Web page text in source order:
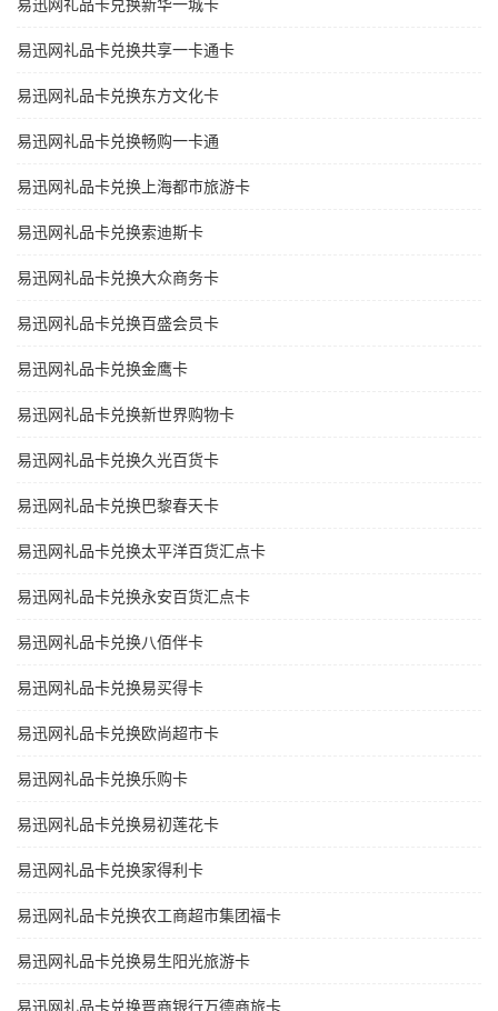
易迅网礼品卡兑换新华一城卡
易迅网礼品卡兑换共享一卡通卡
易迅网礼品卡兑换东方文化卡
易迅网礼品卡兑换畅购一卡通
易迅网礼品卡兑换上海都市旅游卡
易迅网礼品卡兑换索迪斯卡
易迅网礼品卡兑换大众商务卡
易迅网礼品卡兑换百盛会员卡
易迅网礼品卡兑换金鹰卡
易迅网礼品卡兑换新世界购物卡
易迅网礼品卡兑换久光百货卡
易迅网礼品卡兑换巴黎春天卡
易迅网礼品卡兑换太平洋百货汇点卡
易迅网礼品卡兑换永安百货汇点卡
易迅网礼品卡兑换八佰伴卡
易迅网礼品卡兑换易买得卡
易迅网礼品卡兑换欧尚超市卡
易迅网礼品卡兑换乐购卡
易迅网礼品卡兑换易初莲花卡
易迅网礼品卡兑换家得利卡
易迅网礼品卡兑换农工商超市集团福卡
易迅网礼品卡兑换易生阳光旅游卡
易迅网礼品卡兑换晋商银行万德商旅卡